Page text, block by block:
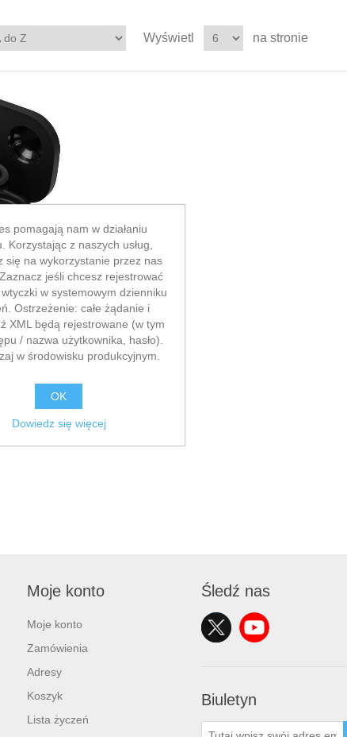
Wyświetl na stronie
B
Moje konto
Moje konto
Zamówienia
Adresy
Koszyk
Lista życzeń
Śledź nas
Biuletyn
pomagają nam w działaniu
Korzystając z naszych usług,
się na wykorzystanie przez nas
jeśli chcesz rejestrować
w systemowym dzienniku
Ostrzeżenie: całe żądanie i
XML będą rejestrowane (w tym
/ nazwa użytkownika, hasło).
w środowisku produkcyjnym.
OK
Dowiedz się więcej